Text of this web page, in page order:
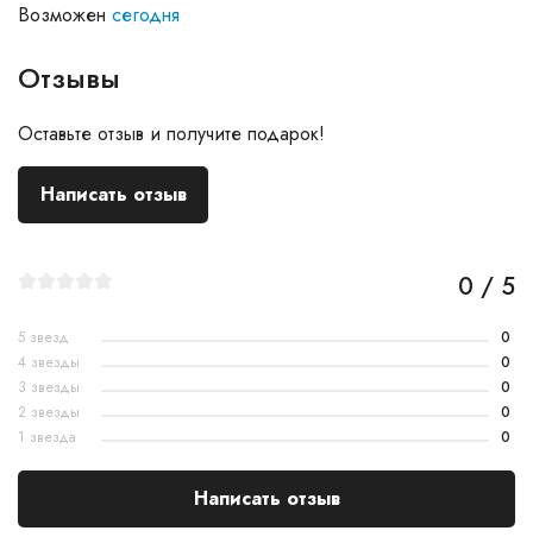
Возможен сегодня
Отзывы
Оставьте отзыв и получите подарок!
Написать отзыв
0 / 5
5 звезд
0
4 звезды
0
3 звезды
0
2 звезды
0
1 звезда
0
Написать отзыв